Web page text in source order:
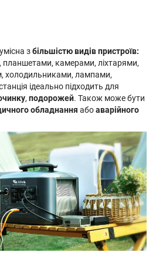
збільшістю видів пристроїв:
камерами, ліхтарями,
холодильниками, лампами,
ідеально підходить для
, подорожей. Також може бути
обладнання абоаварійного